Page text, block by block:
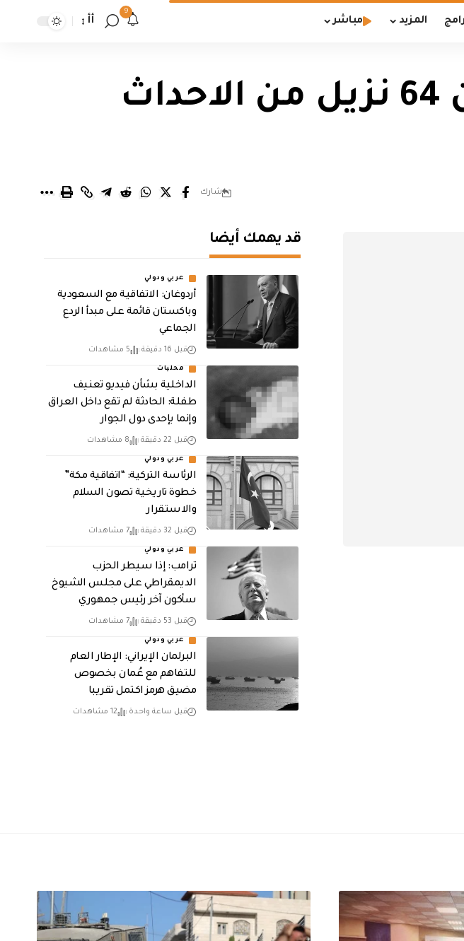
المزيد مباشر
9
أأ
وزارة العدل تعلن الإفراج عن 64 نزيل من الاحداث
شارك
قد يهمك أيضا
عربي ودولي
أردوغان: الاتفاقية مع السعودية
وباكستان قائمة على مبدأ الردع
الجماعي
قبل 16 دقيقة 5 مشاهدات
محليات
الداخلية بشأن فيديو تعنيف
طفلة: الحادثة لم تقع داخل العراق
وإنما بإحدى دول الجوار
قبل 22 دقيقة 8 مشاهدات
عربي ودولي
الرئاسة التركية: “اتفاقية مكة”
خطوة تاريخية تصون السلام
والاستقرار
قبل 32 دقيقة 7 مشاهدات
عربي ودولي
ترامب: إذا سيطر الحزب
الديمقراطي على مجلس الشيوخ
سأكون آخر رئيس جمهوري
قبل 53 دقيقة 7 مشاهدات
عربي ودولي
البرلمان الإيراني: الإطار العام
للتفاهم مع عُمان بخصوص
مضيق هرمز اكتمل تقريبا
قبل ساعة واحدة 12 مشاهدات